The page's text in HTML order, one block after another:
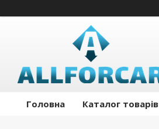
Головна Каталог товарів